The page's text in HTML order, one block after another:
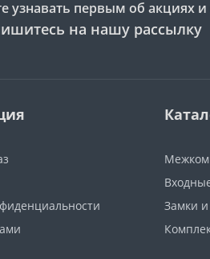
узнавать первым об акциях и
на нашу рассылку
Замки